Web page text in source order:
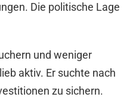
Die politische Lage
und weniger
aktiv. Er suchte nach
zu sichern.